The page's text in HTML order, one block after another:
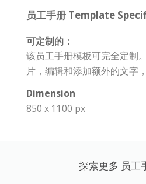
员工手册 Template
可定制的：
该员工手册模板可完全定制
片，编辑和添加额外的文字
Dimension
850 x 1100 px
探索更多 员工